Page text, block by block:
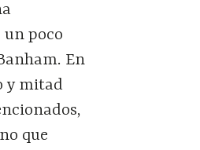
un poco
En
y mitad
que